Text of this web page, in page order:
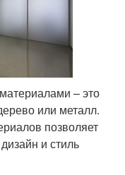
– это
или металл.
позволяет
и стиль